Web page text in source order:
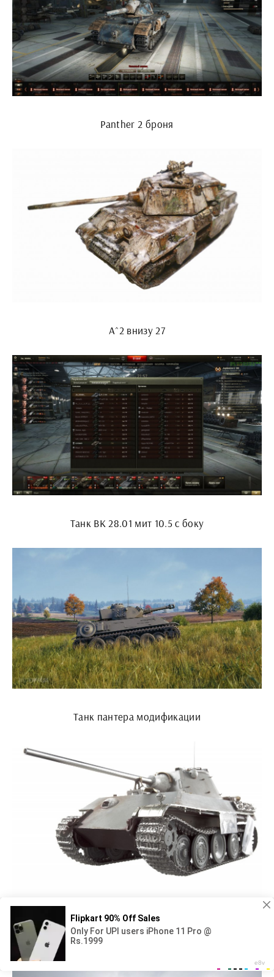
Panther 2 броня
А^2 внизу 27
Танк ВК 28.01 мит 10.5 с боку
Танк пантера модификации
Е 69 танк